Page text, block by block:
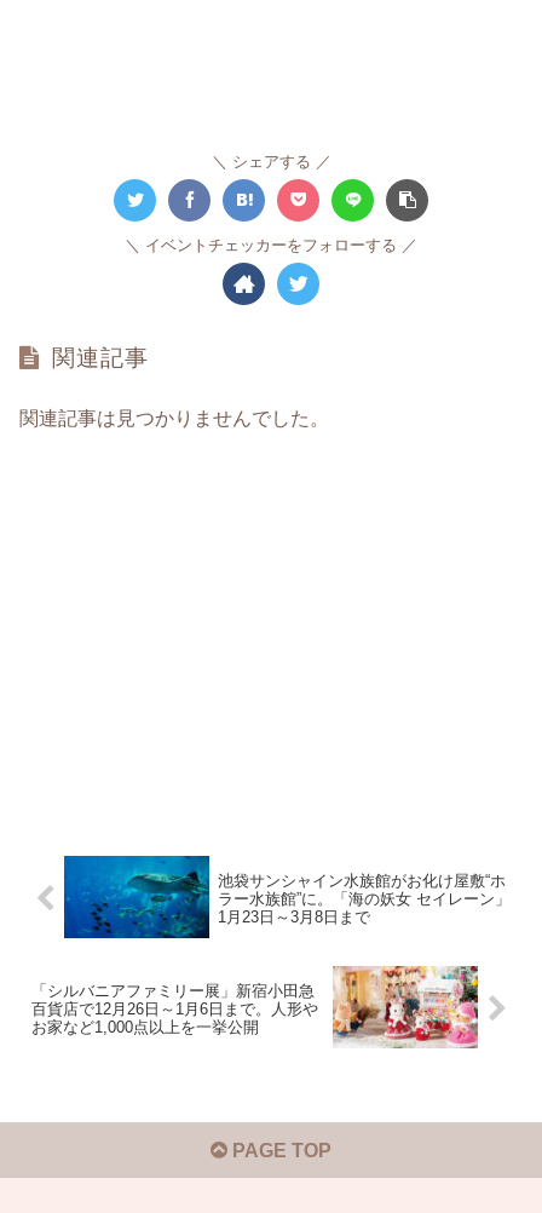
シェアする
イベントチェッカーをフォローする
関連記事
関連記事は見つかりませんでした。
池袋サンシャイン水族館がお化け屋敷“ホ
ラー水族館”に。「海の妖女 セイレーン」
1月23日～3月8日まで
「シルバニアファミリー展」新宿小田急
百貨店で12月26日～1月6日まで。人形や
お家など1,000点以上を一挙公開
PAGE TOP